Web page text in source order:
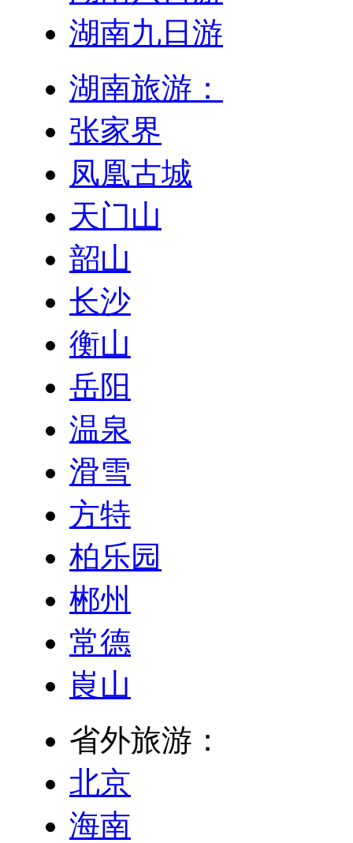
湖南九日游
湖南旅游：
张家界
凤凰古城
天门山
韶山
长沙
衡山
岳阳
温泉
滑雪
方特
柏乐园
郴州
常德
崀山
省外旅游：
北京
海南